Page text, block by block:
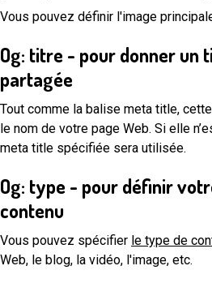
Vous pouvez définir l'image
Og: titre - pour donner un
partagée
Tout comme la balise meta title,
le nom de votre page Web. Si elle
meta title spécifiée sera utilisée.
Og: type - pour définir
contenu
Vous pouvez spécifier le type de
Web, le blog, la vidéo, l'image, etc.